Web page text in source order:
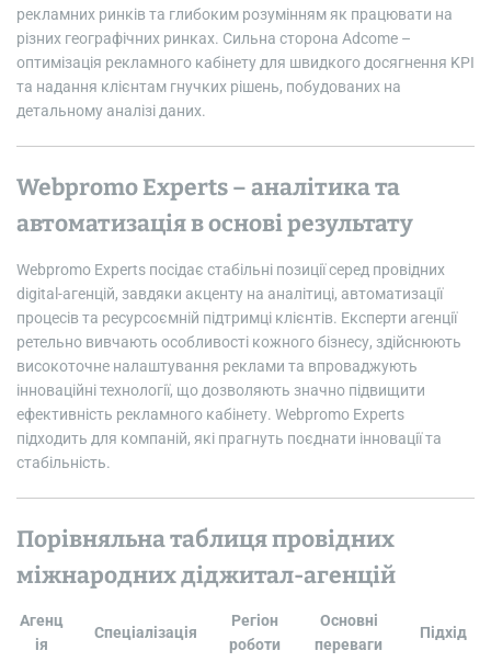
рекламних ринків та глибоким розумінням як працювати на
різних географічних ринках. Сильна сторона Adcome –
оптимізація рекламного кабінету для швидкого досягнення KPI
та надання клієнтам гнучких рішень, побудованих на
детальному аналізі даних.
Webpromo Experts – аналітика та
автоматизація в основі результату
Webpromo Experts посідає стабільні позиції серед провідних
digital-агенцій, завдяки акценту на аналітиці, автоматизації
процесів та ресурсоємній підтримці клієнтів. Експерти агенції
ретельно вивчають особливості кожного бізнесу, здійснюють
високоточне налаштування реклами та впроваджують
інноваційні технології, що дозволяють значно підвищити
ефективність рекламного кабінету. Webpromo Experts
підходить для компаній, які прагнуть поєднати інновації та
стабільність.
Порівняльна таблиця провідних
міжнародних діджитал-агенцій
Агенц
ія
Спеціалізація
Регіон
роботи
Основні
переваги
Підхід